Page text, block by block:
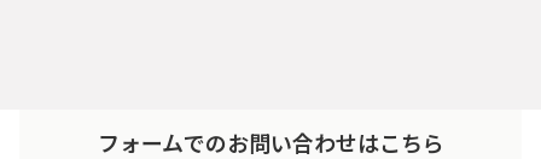
フォームでのお問い合わせはこちら